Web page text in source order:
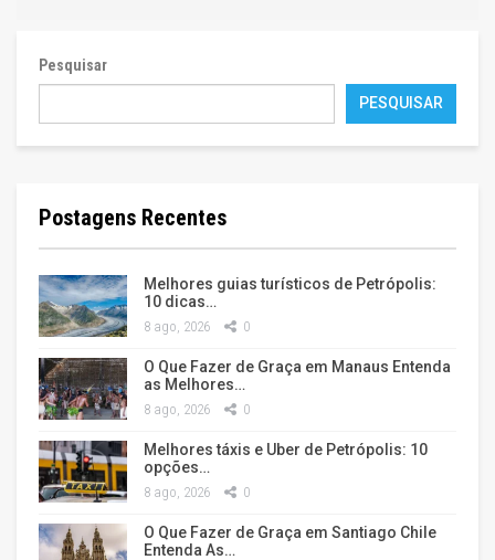
Pesquisar
PESQUISAR
Postagens Recentes
Melhores guias turísticos de Petrópolis:
10 dicas…
8 ago, 2026 0
O Que Fazer de Graça em Manaus Entenda
as Melhores…
8 ago, 2026 0
Melhores táxis e Uber de Petrópolis: 10
opções…
8 ago, 2026 0
O Que Fazer de Graça em Santiago Chile
Entenda As…